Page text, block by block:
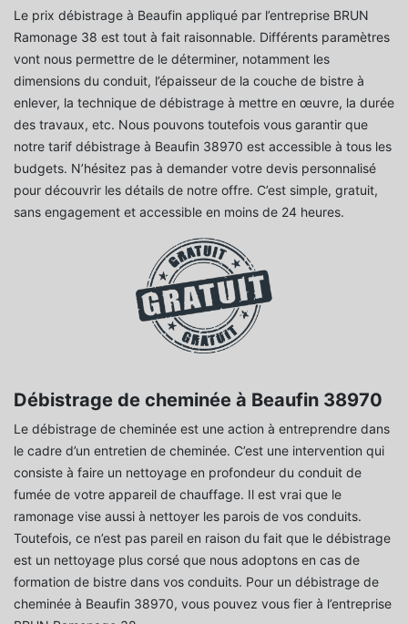
Le prix débistrage à Beaufin appliqué par l’entreprise BRUN
Ramonage 38 est tout à fait raisonnable. Différents paramètres
vont nous permettre de le déterminer, notamment les
dimensions du conduit, l’épaisseur de la couche de bistre à
enlever, la technique de débistrage à mettre en œuvre, la durée
des travaux, etc. Nous pouvons toutefois vous garantir que
notre tarif débistrage à Beaufin 38970 est accessible à tous les
budgets. N’hésitez pas à demander votre devis personnalisé
pour découvrir les détails de notre offre. C’est simple, gratuit,
sans engagement et accessible en moins de 24 heures.
Débistrage de cheminée à Beaufin 38970
Le débistrage de cheminée est une action à entreprendre dans
le cadre d’un entretien de cheminée. C’est une intervention qui
consiste à faire un nettoyage en profondeur du conduit de
fumée de votre appareil de chauffage. Il est vrai que le
ramonage vise aussi à nettoyer les parois de vos conduits.
Toutefois, ce n’est pas pareil en raison du fait que le débistrage
est un nettoyage plus corsé que nous adoptons en cas de
formation de bistre dans vos conduits. Pour un débistrage de
cheminée à Beaufin 38970, vous pouvez vous fier à l’entreprise